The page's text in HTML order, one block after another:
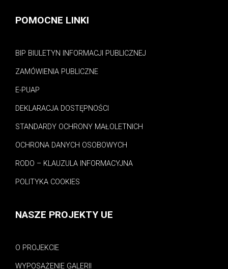
POMOCNE LINKI
BIP BIULETYN INFORMACJI PUBLICZNEJ
ZAMÓWIENIA PUBLICZNE
E-PUAP
DEKLARACJA DOSTĘPNOŚCI
STANDARDY OCHRONY MAŁOLETNICH
OCHRONA DANYCH OSOBOWYCH
RODO – KLAUZULA INFORMACYJNA
POLITYKA COOKIES
NASZE PROJEKTY UE
O PROJEKCIE
WYPOSAŻENIE GALERII